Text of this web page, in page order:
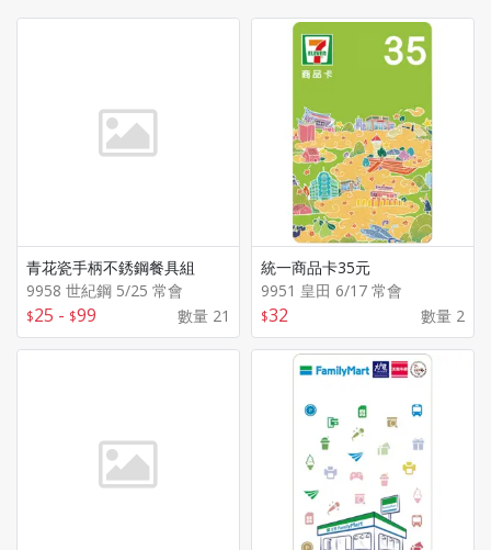
青花瓷手柄不銹鋼餐具組
9958 世紀鋼 5/25 常會
25 - 99 數量 21
統一商品卡35元
9951 皇田 6/17 常會
32 數量 2